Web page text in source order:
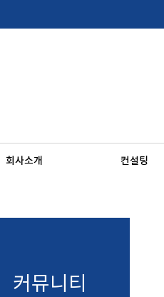
회사소개 컨설팅
커뮤니티